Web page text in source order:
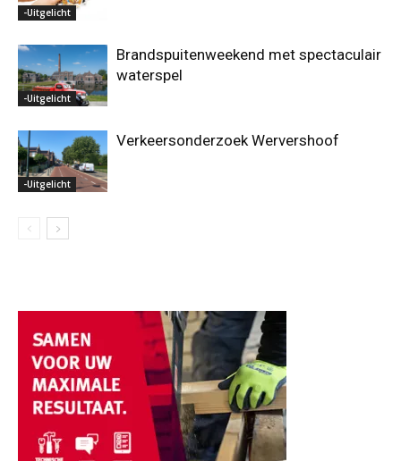
-Uitgelicht
-Uitgelicht
Brandspuitenweekend met spectaculair
waterspel
-Uitgelicht
Verkeersonderzoek Wervershoof